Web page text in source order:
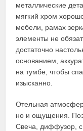
металлические
мягкий хром
мебели, рамах
элементы не
достаточно
основанием,
на тумбе, чтобы
изысканно.
Отельная
но и ощущения.
Свеча, диффузор,